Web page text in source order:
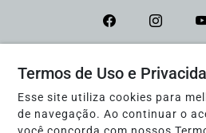
Navegue
Início
EDUCAÇÃO
Termos de Uso e
Esse site utiliza cookies para
de navegação. Ao continuar o